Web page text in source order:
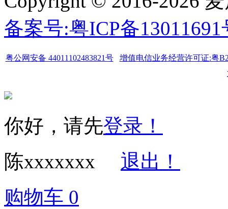
备案号:粤ICP备13011691
粤公网安备 44011102483821号
增值电信业务经营许可证:粤
你好，请先登录！
陈xxxxxxx
退出！
购物车 0